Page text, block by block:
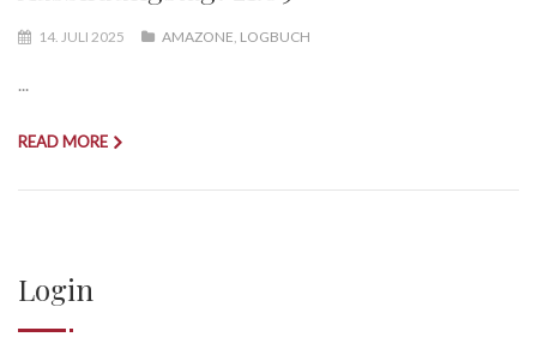
14. JULI 2025 AMAZONE LOGBUCH
...
READ MORE
Login